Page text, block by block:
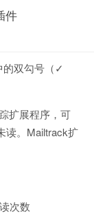
件
的双勾号（✓
扩展程序，可
读。Mailtrack扩
次数